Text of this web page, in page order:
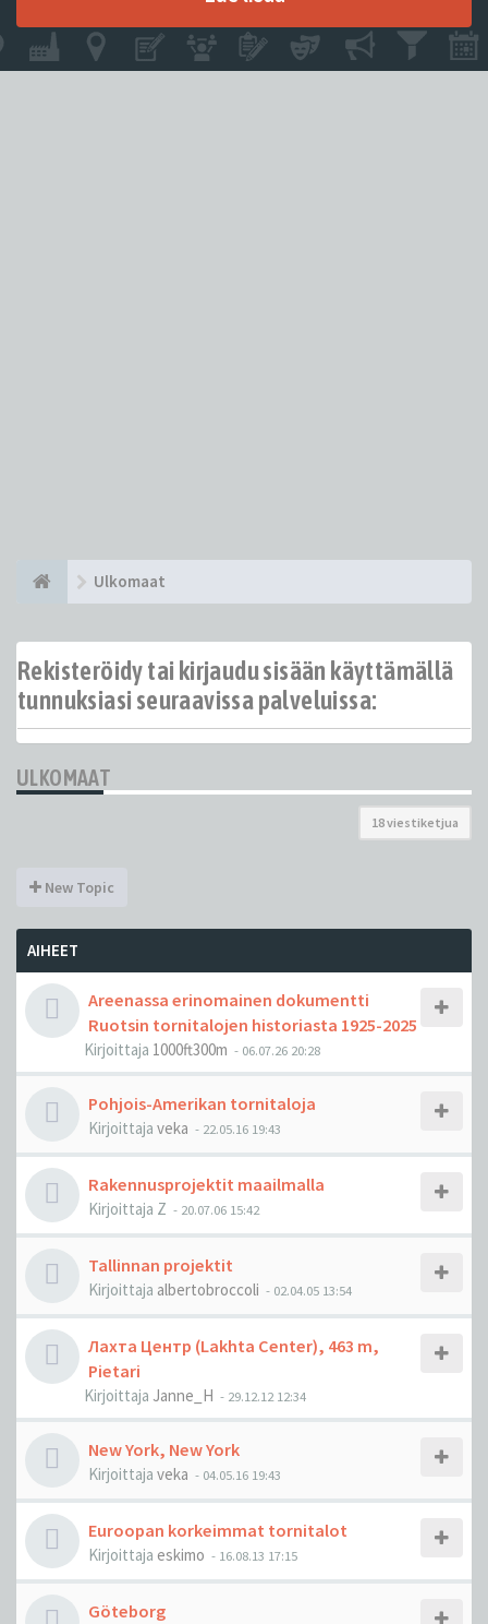
Ulkomaat
Rekisteröidy tai kirjaudu sisään käyttämällä
tunnuksiasi seuraavissa palveluissa:
ULKOMAAT
18 viestiketjua
New Topic
AIHEET
Areenassa erinomainen dokumentti
Ruotsin tornitalojen historiasta 1925-2025
Kirjoittaja 1000ft300m - 06.07.26 20:28
Pohjois-Amerikan tornitaloja
Kirjoittaja veka - 22.05.16 19:43
Rakennusprojektit maailmalla
Kirjoittaja Z - 20.07.06 15:42
Tallinnan projektit
Kirjoittaja albertobroccoli - 02.04.05 13:54
Лахта Центр (Lakhta Center), 463 m,
Pietari
Kirjoittaja Janne_H - 29.12.12 12:34
New York, New York
Kirjoittaja veka - 04.05.16 19:43
Euroopan korkeimmat tornitalot
Kirjoittaja eskimo - 16.08.13 17:15
Göteborg